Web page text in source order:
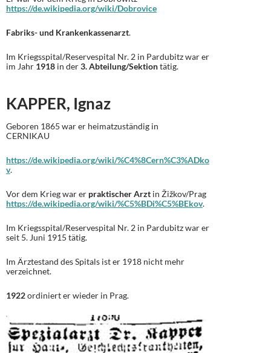
https://de.wikipedia.org/wiki/Dobrovice
Fabriks- und Krankenkassenarzt.
Im Kriegsspital/Reservespital Nr. 2 in Pardubitz war er
im Jahr 1918 in der3. Abteilung/Sektiontätig.
KAPPER, Ignaz
Geboren 1865 war er heimatzuständig in
CERNIKAU
https://de.wikipedia.org/wiki/%C4%8Cern%C3%ADko
v.
Vor dem Krieg war er praktischer Arzt in Žižkov/Prag
https://de.wikipedia.org/wiki/%C5%BDi%C5%BEkov.
Im Kriegsspital/Reservespital Nr. 2 in Pardubitz war er
seit 5. Juni 1915 tätig.
Im Ärztestand des Spitals ist er 1918 nicht mehr
verzeichnet.
1922ordiniert er wieder in Prag.